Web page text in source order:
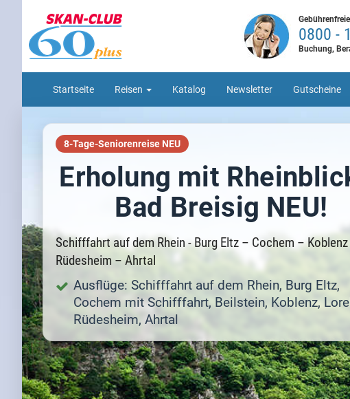
0800 -
Buchung,
Startseite Reisen Katalog Newsletter Gutscheine
8-Tage-Seniorenreise NEU
Erholung mit
Bad Breisig NEU!
Schifffahrt auf dem Rhein - Burg Eltz – Cochem –
Rüdesheim – Ahrtal
Ausflüge: Schifffahrt auf dem Rhein, Burg Eltz,
Cochem mit Schifffahrt, Beilstein, Koblenz,
Rüdesheim, Ahrtal